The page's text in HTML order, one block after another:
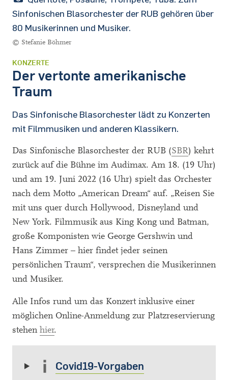
Sinfonischen Blasorchester der RUB gehören über
80 Musikerinnen und Musiker.
© Stefanie Böhmer
KONZERTE
Der vertonte amerikanische
Traum
Das Sinfonische Blasorchester lädt zu Konzerten
mit Filmmusiken und anderen Klassikern.
Das Sinfonische Blasorchester der RUB (SBR) kehrt
zurück auf die Bühne im Audimax. Am 18. (19 Uhr)
und am 19. Juni 2022 (16 Uhr) spielt das Orchester
nach dem Motto „American Dream“ auf. „Reisen Sie
mit uns quer durch Hollywood, Disneyland und
New York. Filmmusik aus King Kong und Batman,
große Komponisten wie George Gershwin und
Hans Zimmer – hier findet jeder seinen
persönlichen Traum“, versprechen die Musikerinnen
und Musiker.
Alle Infos rund um das Konzert inklusive einer
möglichen Online-Anmeldung zur Platzreservierung
stehen hier.
Covid19-Vorgaben